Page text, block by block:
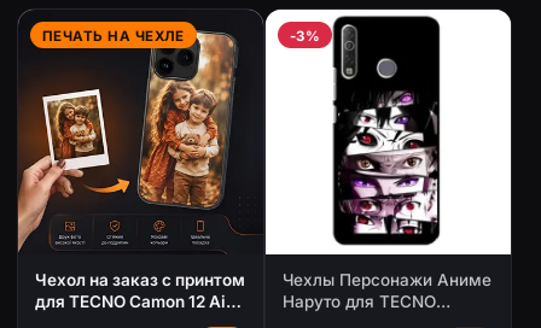
противоударные, с принтом.
ПЕЧАТЬ НА ЧЕХЛЕ
Чехол на заказ с принтом
для TECNO Camon 12 Air
-3%
Чехлы Персонажи Аниме
Наруто для TECNO